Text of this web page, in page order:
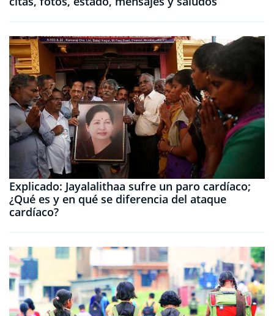
Explicado: Jayalalithaa sufre un paro cardíaco;
¿Qué es y en qué se diferencia del ataque
cardíaco?